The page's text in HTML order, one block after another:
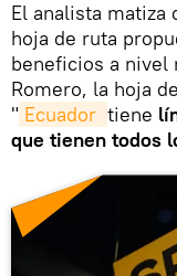
El analista
hoja de ruta
beneficios a nivel
Romero, la hoja
" Ecuador tiene
que tienen todos